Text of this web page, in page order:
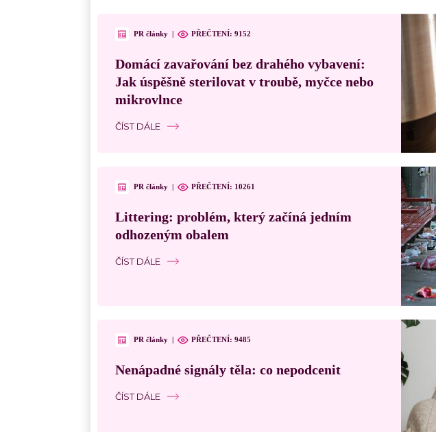
PR články PŘEČTENÍ: 9152
Domácí zavařování bez drahého vybavení:
Jak úspěšně sterilovat v troubě, myčce nebo
mikrovlnce
ČÍST DÁLE
PR články PŘEČTENÍ: 10261
Littering: problém, který začíná jedním
odhozeným obalem
ČÍST DÁLE
PR články PŘEČTENÍ: 9485
Nenápadné signály těla: co nepodcenit
ČÍST DÁLE